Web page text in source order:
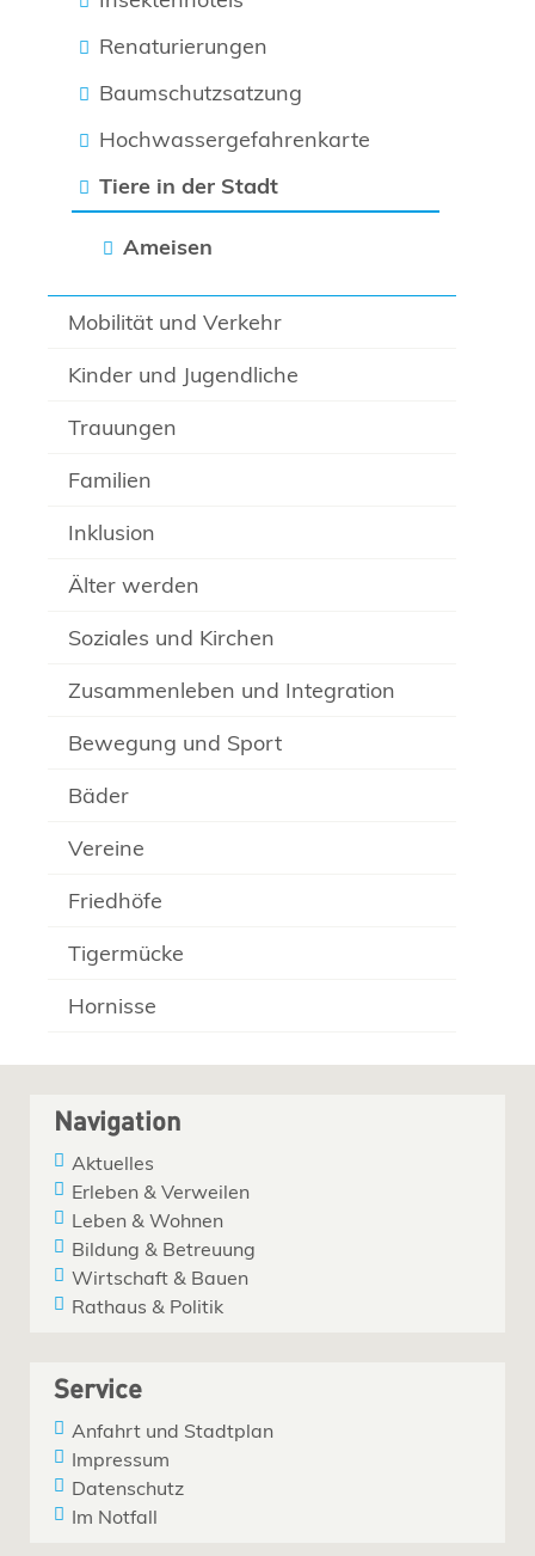
Renaturierungen
Baumschutzsatzung
Hochwassergefahrenkarte
Tiere in der Stadt
Ameisen
Mobilität und Verkehr
Kinder und Jugendliche
Trauungen
Familien
Inklusion
Älter werden
Soziales und Kirchen
Zusammenleben und Integration
Bewegung und Sport
Bäder
Vereine
Friedhöfe
Tigermücke
Hornisse
Navigation
Aktuelles
Erleben & Verweilen
Leben & Wohnen
Bildung & Betreuung
Wirtschaft & Bauen
Rathaus & Politik
Service
Anfahrt und Stadtplan
Impressum
Datenschutz
Im Notfall